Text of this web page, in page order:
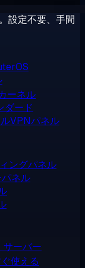
設定不要、手間
ーネル
ダード
VPNパネル
ングパネル
ネル
サーバー
使える